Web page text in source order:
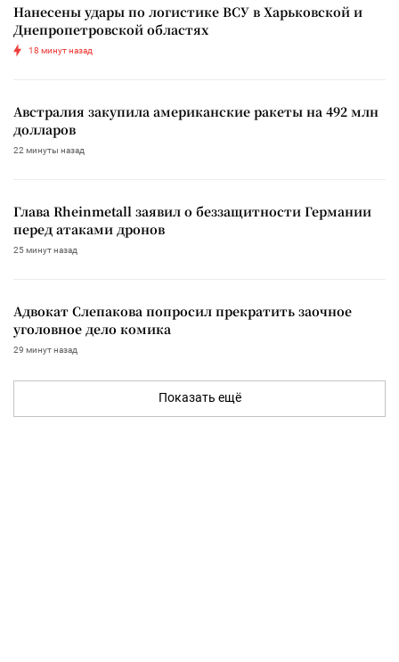
Нанесены удары по логистике ВСУ в Харьковской и
Днепропетровской областях
18 минут назад
Австралия закупила американские ракеты на 492 млн
долларов
22 минуты назад
Глава Rheinmetall заявил о беззащитности Германии
перед атаками дронов
25 минут назад
Адвокат Слепакова попросил прекратить заочное
уголовное дело комика
29 минут назад
Показать ещё